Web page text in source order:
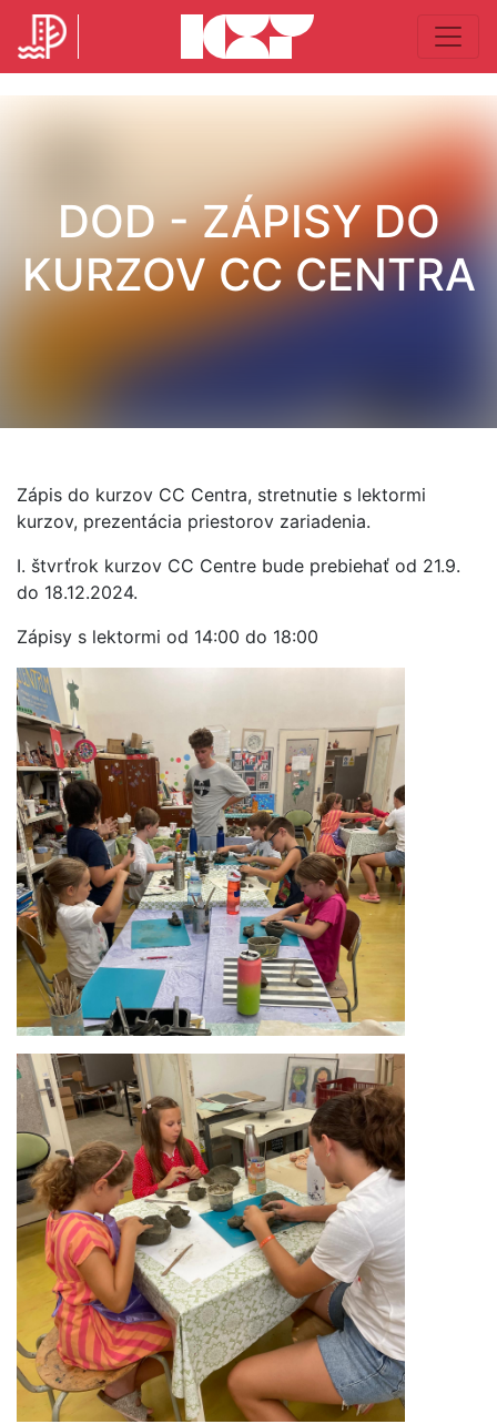
DOD - ZÁPISY DO
KURZOV CC CENTRA
Zápis do kurzov CC Centra, stretnutie s lektormi
kurzov, prezentácia priestorov zariadenia.
I. štvrťrok kurzov CC Centre bude prebiehať od 21.9.
do 18.12.2024.
Zápisy s lektormi od 14:00 do 18:00